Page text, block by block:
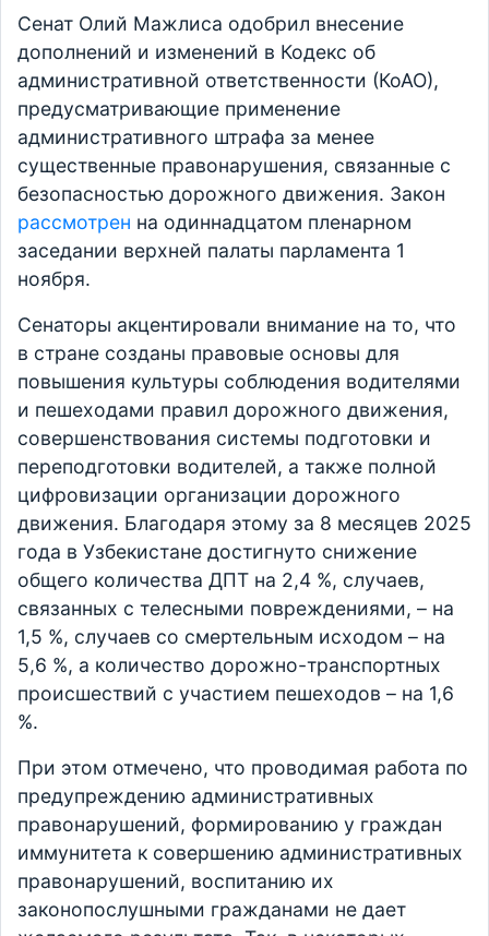
Сенат Олий Мажлиса одобрил внесение
дополнений и изменений в Кодекс об
административной ответственности (КоАО),
предусматривающие применение
административного штрафа за менее
существенные правонарушения, связанные с
безопасностью дорожного движения. Закон
рассмотрен на одиннадцатом пленарном
заседании верхней палаты парламента 1
ноября.
Сенаторы акцентировали внимание на то, что
в стране созданы правовые основы для
повышения культуры соблюдения водителями
и пешеходами правил дорожного движения,
совершенствования системы подготовки и
переподготовки водителей, а также полной
цифровизации организации дорожного
движения. Благодаря этому за 8 месяцев 2025
года в Узбекистане достигнуто снижение
общего количества ДПТ на 2,4 %, случаев,
связанных с телесными повреждениями, – на
1,5 %, случаев со смертельным исходом – на
5,6 %, а количество дорожно-транспортных
происшествий с участием пешеходов – на 1,6
%.
При этом отмечено, что проводимая работа по
предупреждению административных
правонарушений, формированию у граждан
иммунитета к совершению административных
правонарушений, воспитанию их
законопослушными гражданами не дает